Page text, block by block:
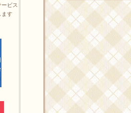
ビス
ます